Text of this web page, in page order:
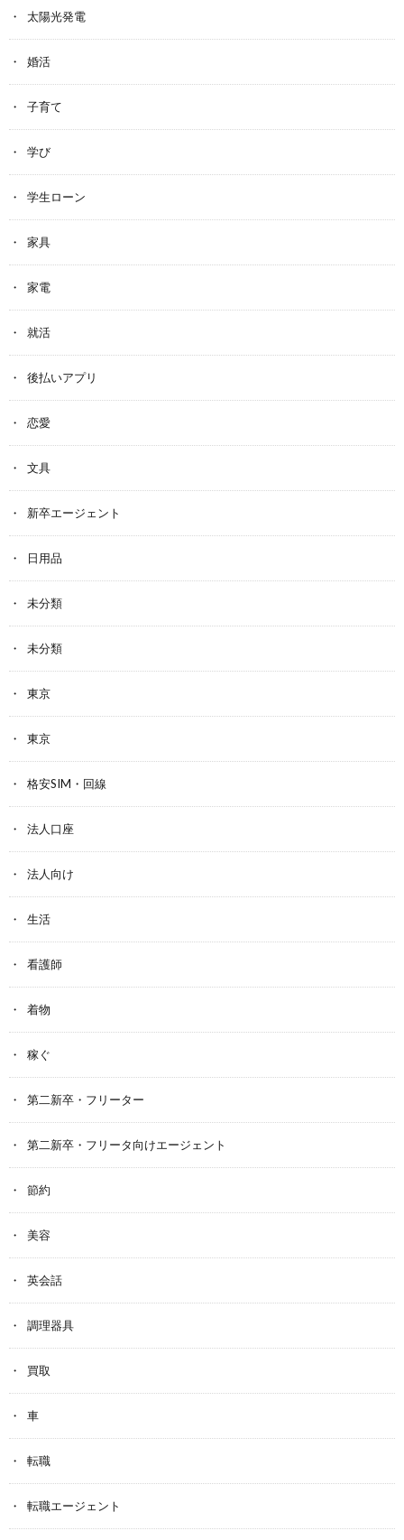
太陽光発電
婚活
子育て
学び
学生ローン
家具
家電
就活
後払いアプリ
恋愛
文具
新卒エージェント
日用品
未分類
未分類
東京
東京
格安SIM・回線
法人口座
法人向け
生活
看護師
着物
稼ぐ
第二新卒・フリーター
第二新卒・フリータ向けエージェント
節約
美容
英会話
調理器具
買取
車
転職
転職エージェント